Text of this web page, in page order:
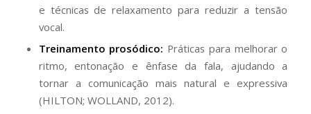
e técnicas de relaxamento para reduzir a tensão
vocal.
Treinamento prosódico: Práticas para melhorar o
ritmo, entonação e ênfase da fala, ajudando a
tornar a comunicação mais natural e expressiva
(HILTON; WOLLAND, 2012).